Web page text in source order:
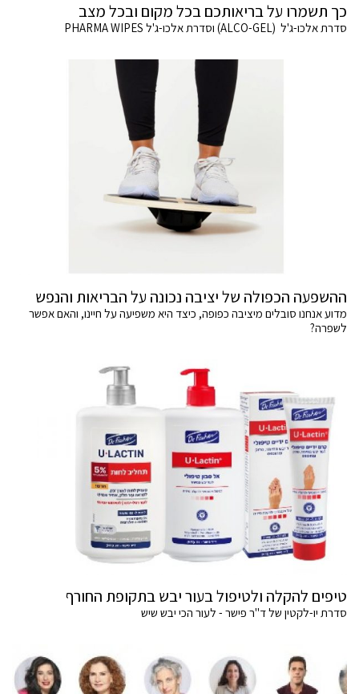
כך תשמרו על בריאותכם בכל מקום ובכל מצב
סדרת אלכו-ג'ל (ALCO-GEL) וסדרת אלכו-ג'ל PHARMA WIPES
ההשפעה הכפולה של יציבה נכונה על הבריאות והנפש
מדוע אנחנו סובלים מיציבה כפופה, כיצד היא משפיעה על חיינו, והאם אפשר
לשפרה?
טיפים להקלה ולטיפול בעור יבש בתקופת החורף
סדרת יו-לקטין של ד"ר פישר - לעור הכי יבש שיש